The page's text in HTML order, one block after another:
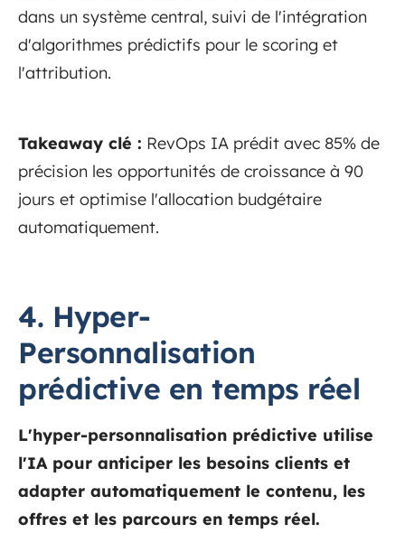
dans un système central, suivi de l'intégration
d'algorithmes prédictifs pour le scoring et
l'attribution.
Takeaway clé : RevOps IA prédit avec 85% de
précision les opportunités de croissance à 90
jours et optimise l'allocation budgétaire
automatiquement.
4. Hyper-
Personnalisation
prédictive en temps réel
L'hyper-personnalisation prédictive utilise
l'IA pour anticiper les besoins clients et
adapter automatiquement le contenu, les
offres et les parcours en temps réel.